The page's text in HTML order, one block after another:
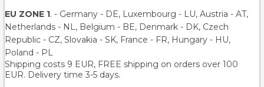
EU ZONE 1. - Germany - DE, Luxembourg - LU, Austria - AT,
Netherlands - NL, Belgium - BE, Denmark - DK, Czech
Republic - CZ, Slovakia - SK, France - FR, Hungary - HU,
Poland - PL
Shipping costs 9 EUR, FREE shipping on orders over 100
EUR. Delivery time 3-5 days.